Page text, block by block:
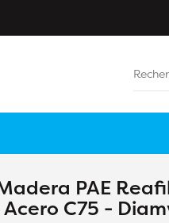
PAE
C75 -